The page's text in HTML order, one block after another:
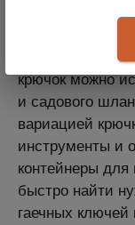
было легко
помощью
крючок можно
и садового
вариацией
инструменты и
контейнеры для
быстро найти
гаечных ключей